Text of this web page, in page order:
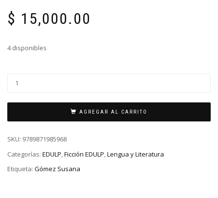
$ 15,000.00
4 disponibles
AGREGAR AL CARRITO
SKU: 9789871985968
Categorías: EDULP,Ficción EDULP,Lengua y Literatura
Etiqueta: Gómez Susana